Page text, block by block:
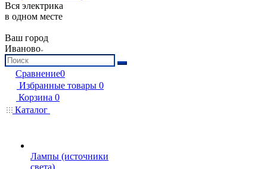
Вся электрика
в одном месте
Ваш город
Иваново
Сравнение0
Избранные товары 0
Корзина 0
Каталог
Лампы (источники
света)